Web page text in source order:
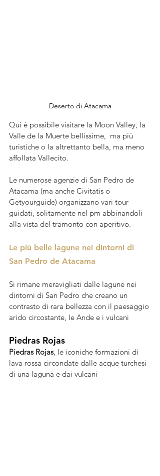
Deserto di Atacama
Qui é possibile visitare la Moon Valley, la
Valle de la Muerte bellissime,  ma più
turistiche o la altrettanto bella, ma meno
affollata Vallecito.
Le numerose agenzie di San Pedro de
Atacama (ma anche Civitatis o
Getyourguide) organizzano vari tour
guidati, solitamente nel pm abbinandoli
alla vista del tramonto con aperitivo.
Le più belle lagune nei dintorni di
San Pedro de Atacama
Si rimane meravigliati dalle lagune nei
dintorni di San Pedro che creano un
contrasto di rara bellezza con il paesaggio
arido circostante, le Ande e i vulcani
Piedras Rojas
Piedras Rojas, le iconiche formazioni di
lava rossa circondate dalle acque turchesi
di una laguna e dai vulcani